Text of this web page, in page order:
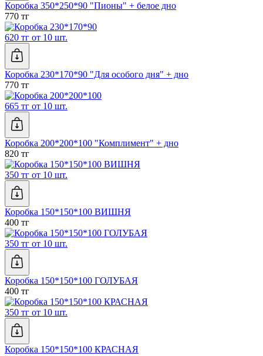
Коробка 350*250*90 "Пионы" + белое дно
770 тг
620 тг от 10 шт.
Коробка 230*170*90 "Для особого дня" + дно
770 тг
665 тг от 10 шт.
Коробка 200*200*100 "Комплимент" + дно
820 тг
350 тг от 10 шт.
Коробка 150*150*100 ВИШНЯ
400 тг
350 тг от 10 шт.
Коробка 150*150*100 ГОЛУБАЯ
400 тг
350 тг от 10 шт.
Коробка 150*150*100 КРАСНАЯ